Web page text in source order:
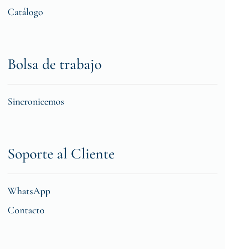
Catálogo
Bolsa de trabajo
Sincronicemos
Soporte al Cliente
WhatsApp
Contacto